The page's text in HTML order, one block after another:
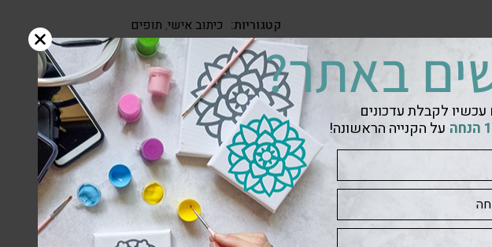
קטגוריות: כיתוב אישי, תופים
באתר?
לקבלת עדכונים
על הקנייה הראשונה!